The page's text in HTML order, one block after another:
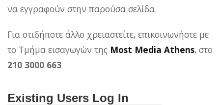
να εγγραφούν στην παρούσα σελίδα.
Για οτιδήποτε άλλο χρειαστείτε, επικοινωνήστε με
το Τμήμα εισαγωγών της Most Media Athens, στο
210 3000 663
Existing Users Log In